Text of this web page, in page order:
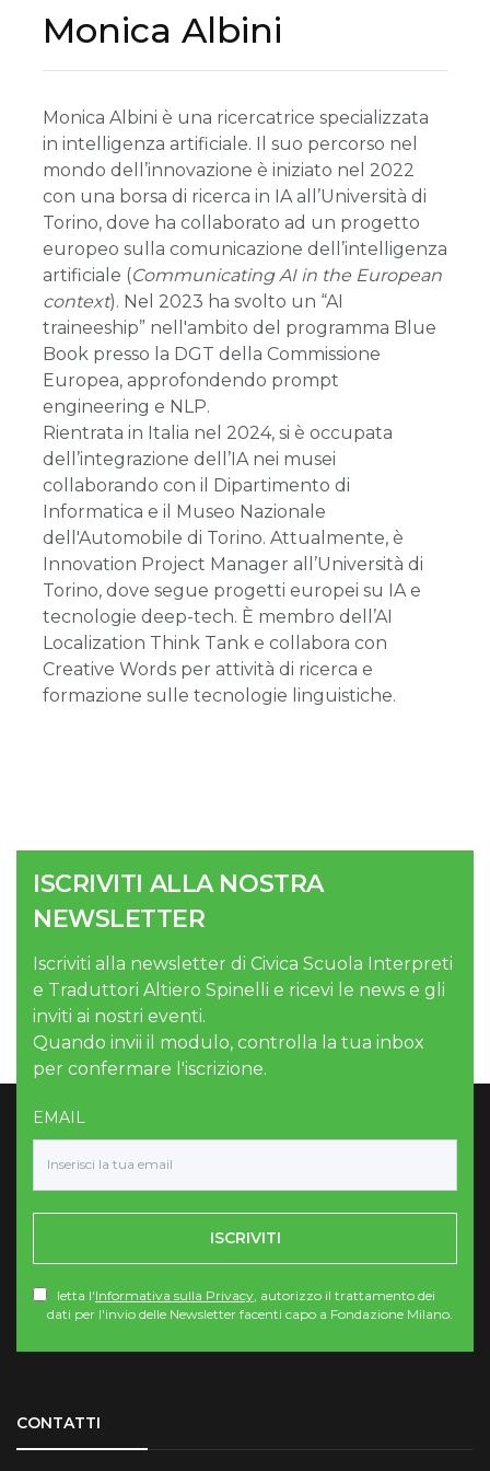
Monica Albini
Monica Albini è una ricercatrice specializzata
in intelligenza artificiale. Il suo percorso nel
mondo dell’innovazione è iniziato nel 2022
con una borsa di ricerca in IA all’Università di
Torino, dove ha collaborato ad un progetto
europeo sulla comunicazione dell’intelligenza
artificiale (Communicating AI in the European
context). Nel 2023 ha svolto un “AI
traineeship” nell'ambito del programma Blue
Book presso la DGT della Commissione
Europea, approfondendo prompt
engineering e NLP.
Rientrata in Italia nel 2024, si è occupata
dell’integrazione dell’IA nei musei
collaborando con il Dipartimento di
Informatica e il Museo Nazionale
dell'Automobile di Torino. Attualmente, è
Innovation Project Manager all’Università di
Torino, dove segue progetti europei su IA e
tecnologie deep-tech. È membro dell’AI
Localization Think Tank e collabora con
Creative Words per attività di ricerca e
formazione sulle tecnologie linguistiche.
ISCRIVITI ALLA NOSTRA
NEWSLETTER
Iscriviti alla newsletter di Civica Scuola Interpreti
e Traduttori Altiero Spinelli e ricevi le news e gli
inviti ai nostri eventi.
Quando invii il modulo, controlla la tua inbox
per confermare l'iscrizione.
EMAIL
ISCRIVITI
letta l'Informativa sulla Privacy, autorizzo il trattamento dei
dati per l'invio delle Newsletter facenti capo a Fondazione Milano.
CONTATTI